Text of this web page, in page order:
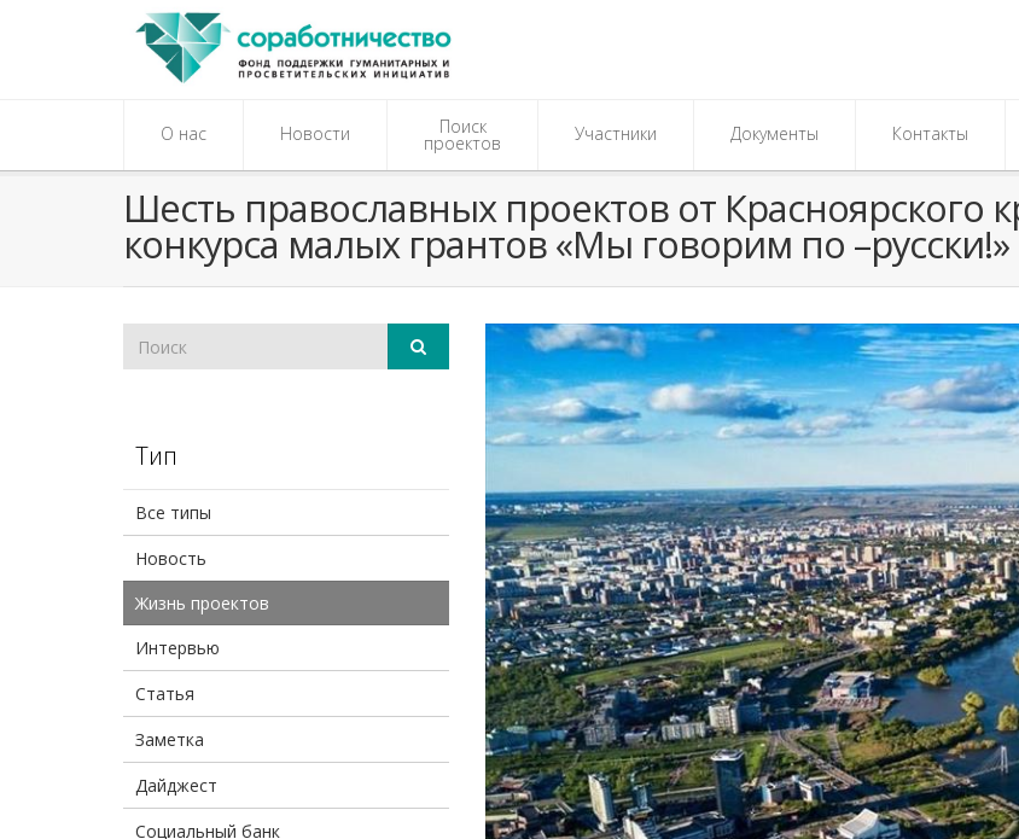
О нас Новости Поиск
проектов Участники Документы Контакты
Шесть православных проектов от Красноярского
конкурса малых грантов «Мы говорим по –русски!»
Тип
Все типы
Новость
Жизнь проектов
Интервью
Статья
Заметка
Дайджест
Социальный банк